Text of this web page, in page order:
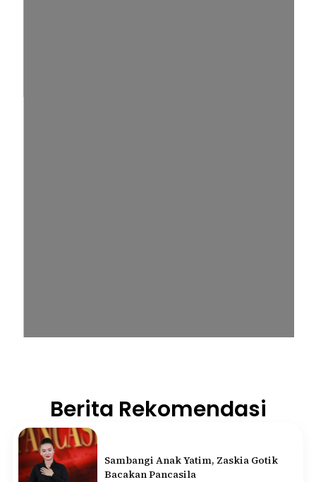
Berita Rekomendasi
Sambangi Anak Yatim, Zaskia Gotik
Bacakan Pancasila